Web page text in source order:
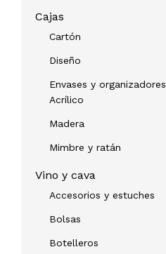
Cajas
Cartón
Diseño
Envases y organizadores
Acrílico
Madera
Mimbre y ratán
Vino y cava
Accesorios y estuches
Bolsas
Botelleros